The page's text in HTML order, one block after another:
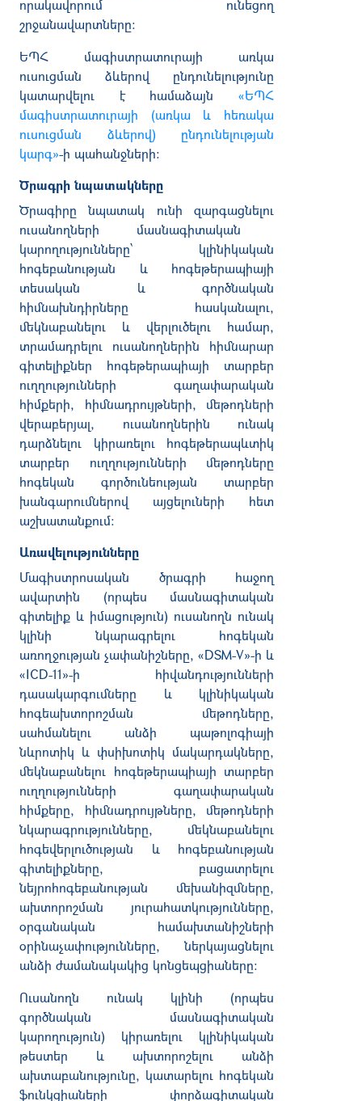
որակավորում ունեցող
շրջանավարտները:
ԵՊՀ մագիստրատուրայի առկա
ուսուցման ձևերով ընդունելությունը
կատարվելու է համաձայն «ԵՊՀ
մագիստրատուրայի (առկա և հեռակա
ուսուցման ձևերով) ընդունելության
կարգ»-ի պահանջների:
Ծրագրի նպատակները
Ծրագիրը նպատակ ունի զարգացնելու
ուսանողների մասնագիտական
կարողությունները՝ կլինիկական
հոգեբանության և հոգեթերապիայի
տեսական և գործնական
հիմնախնդիրները հասկանալու,
մեկնաբանելու և վերլուծելու համար,
տրամադրելու ուսանողներին հիմնարար
գիտելիքներ հոգեթերապիայի տարբեր
ուղղությունների գաղափարական
հիմքերի, հիմնադրույթների, մեթոդների
վերաբերյալ, ուսանողներին ունակ
դարձնելու կիրառելու հոգեթերապևտիկ
տարբեր ուղղությունների մեթոդները
հոգեկան գործունեության տարբեր
խանգարումներով այցելուների հետ
աշխատանքում:
Առավելությունները
Մագիստրոսական ծրագրի հաջող
ավարտին (որպես մասնագիտական
գիտելիք և իմացություն) ուսանողն ունակ
կլինի նկարագրելու հոգեկան
առողջության չափանիշները, «DSM-V»-ի և
«ICD-11»-ի հիվանդությունների
դասակարգումները և կլինիկական
հոգեախտորոշման մեթոդները,
սահմանելու անձի պաթոլոգիայի
նևրոտիկ և փսիխոտիկ մակարդակները,
մեկնաբանելու հոգեթերապիայի տարբեր
ուղղությունների գաղափարական
հիմքերը, հիմնադրույթները, մեթոդների
նկարագրությունները, մեկնաբանելու
հոգեվերլուծության և հոգեբանության
գիտելիքները, բացատրելու
նեյրոհոգեբանության մեխանիզմները,
ախտորոշման յուրահատկությունները,
օրգանական համախտանիշների
օրինաչափությունները, ներկայացնելու
անձի ժամանակակից կոնցեպցիաները:
Ուսանողն ունակ կլինի (որպես
գործնական մասնագիտական
կարողություն) կիրառելու կլինիկական
թեստեր և ախտորոշելու անձի
ախտաբանությունը, կատարելու հոգեկան
ֆունկցիաների փորձագիտական